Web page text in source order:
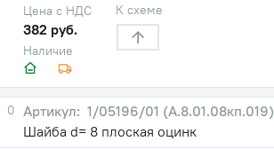
Наличие
Цена с НДС
382 руб.
К схеме
0
1/05196/01 (А.8.01.08кп.019)
Шайба d= 8 плоская оцинк